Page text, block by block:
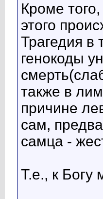
Кроме
этого
Трагедия
генокоды
также в
причине
сам,
самца -
Т.е., к Богу